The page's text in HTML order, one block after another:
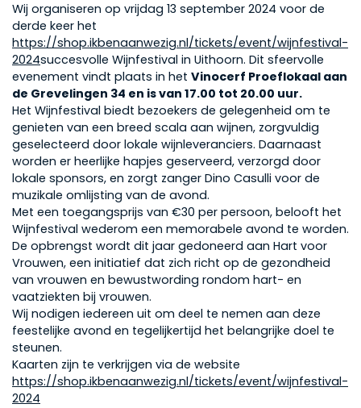
Wij organiseren op vrijdag 13 september 2024 voor de
derde keer het
https://shop.ikbenaanwezig.nl/tickets/event/wijnfestival-
2024succesvolle Wijnfestival in Uithoorn. Dit sfeervolle
evenement vindt plaats in het Vinocerf Proeflokaal aan
de Grevelingen 34 en is van 17.00 tot 20.00 uur.
Het Wijnfestival biedt bezoekers de gelegenheid om te
genieten van een breed scala aan wijnen, zorgvuldig
geselecteerd door lokale wijnleveranciers. Daarnaast
worden er heerlijke hapjes geserveerd, verzorgd door
lokale sponsors, en zorgt zanger Dino Casulli voor de
muzikale omlijsting van de avond.
Met een toegangsprijs van €30 per persoon, belooft het
Wijnfestival wederom een memorabele avond te worden.
De opbrengst wordt dit jaar gedoneerd aan Hart voor
Vrouwen, een initiatief dat zich richt op de gezondheid
van vrouwen en bewustwording rondom hart- en
vaatziekten bij vrouwen.
Wij nodigen iedereen uit om deel te nemen aan deze
feestelijke avond en tegelijkertijd het belangrijke doel te
steunen.
Kaarten zijn te verkrijgen via de website
https://shop.ikbenaanwezig.nl/tickets/event/wijnfestival-
2024